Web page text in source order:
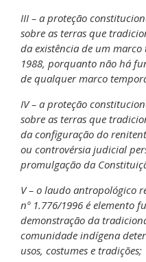
III – a proteção
sobre as terras que
da existência de um
1988, porquanto não há
de qualquer marco
IV – a proteção
sobre as terras que
da configuração do
ou controvérsia judicial
promulgação da
V – o laudo antropológico
nº 1.776/1996 é elemento
demonstração da
comunidade indígena
usos, costumes e tradições;